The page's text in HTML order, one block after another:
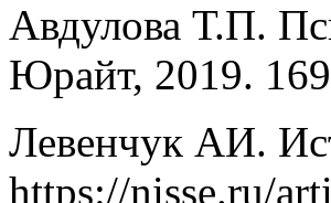
Авдулова Т.П.
Юрайт, 2019.
Левенчук АИ.
https://nisse.ru/